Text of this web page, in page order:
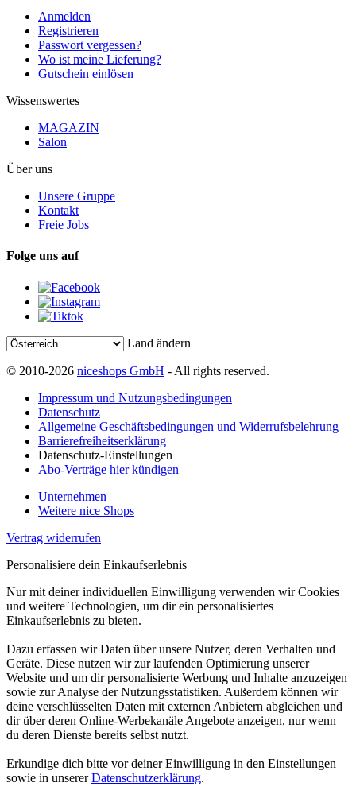
Anmelden
Registrieren
Passwort vergessen?
Wo ist meine Lieferung?
Gutschein einlösen
Wissenswertes
MAGAZIN
Salon
Über uns
Unsere Gruppe
Kontakt
Freie Jobs
Folge uns auf
Land ändern
© 2010-2026 niceshops GmbH - All rights reserved.
Impressum und Nutzungsbedingungen
Datenschutz
Allgemeine Geschäftsbedingungen und Widerrufsbelehrung
Barrierefreiheitserklärung
Datenschutz-Einstellungen
Abo-Verträge hier kündigen
Unternehmen
Weitere nice Shops
Vertrag widerrufen
Personalisiere dein Einkaufserlebnis
Nur mit deiner individuellen Einwilligung verwenden wir Cookies
und weitere Technologien, um dir ein personalisiertes
Einkaufserlebnis zu bieten.
Dazu erfassen wir Daten über unsere Nutzer, deren Verhalten und
Geräte. Diese nutzen wir zur laufenden Optimierung unserer
Website und um dir personalisierte Werbung und Inhalte anzuzeigen
sowie zur Analyse der Nutzungsstatistiken. Außerdem können wir
deine verschlüsselten Daten mit externen Anbietern abgleichen und
dir über deren Online-Werbekanäle Angebote anzeigen, nur wenn
du deren Dienste bereits selbst nutzt.
Erkundige dich bitte vor deiner Einwilligung in den Einstellungen
sowie in unsererDatenschutzerklärung.